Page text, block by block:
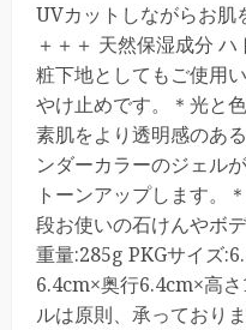
UVカットしながらお肌
＋＋＋ 天然保湿成分
粧下地としてもご使用
やけ止めです。＊光と
素肌をより透明感のあ
ンダーカラーのジェル
トーンアップします。
段お使いの石けんやボ
重量:285g PKGサイズ
6.4cm×奥行6.4cm×高
ルは原則、承っており